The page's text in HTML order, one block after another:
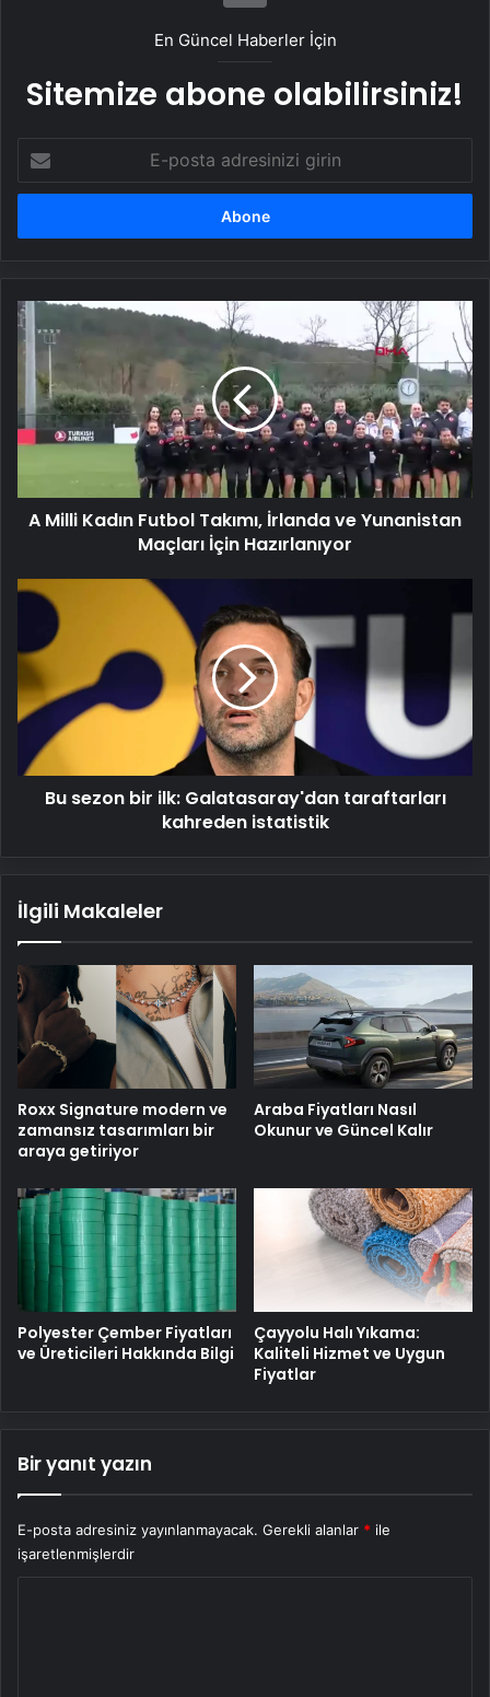
En Güncel Haberler İçin
Sitemize abone olabilirsiniz!
posta
adresinizi
A
Milli
Kadın
Futbol
Takımı,
İrlanda
ve
Maçları
İçin
A Milli Kadın Futbol Takımı, İrlanda ve Yunanistan
Maçları İçin Hazırlanıyor
Bu
sezon
ilk:
Galatasaray'dan
taraftarları
kahreden
istatistik
Bu sezon bir ilk: Galatasaray'dan taraftarları
kahreden istatistik
İlgili Makaleler
Roxx Signature modern ve
zamansız tasarımları bir
araya getiriyor
Araba Fiyatları Nasıl
Okunur ve Güncel Kalır
Polyester Çember Fiyatları
ve Üreticileri Hakkında Bilgi
Çayyolu Halı Yıkama:
Kaliteli Hizmet ve Uygun
Fiyatlar
Bir yanıt yazın
E-posta adresiniz yayınlanmayacak. Gerekli alanlar * ile
işaretlenmişlerdir